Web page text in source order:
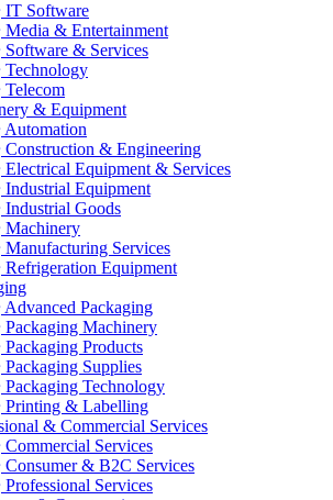
IT Software
Media & Entertainment
Software & Services
Technology
Telecom
& Equipment
Automation
Construction & Engineering
Electrical Equipment & Services
Industrial Equipment
Industrial Goods
Machinery
Manufacturing Services
Refrigeration Equipment
Advanced Packaging
Packaging Machinery
Packaging Products
Packaging Supplies
Packaging Technology
Printing & Labelling
& Commercial Services
Commercial Services
Consumer & B2C Services
Professional Services